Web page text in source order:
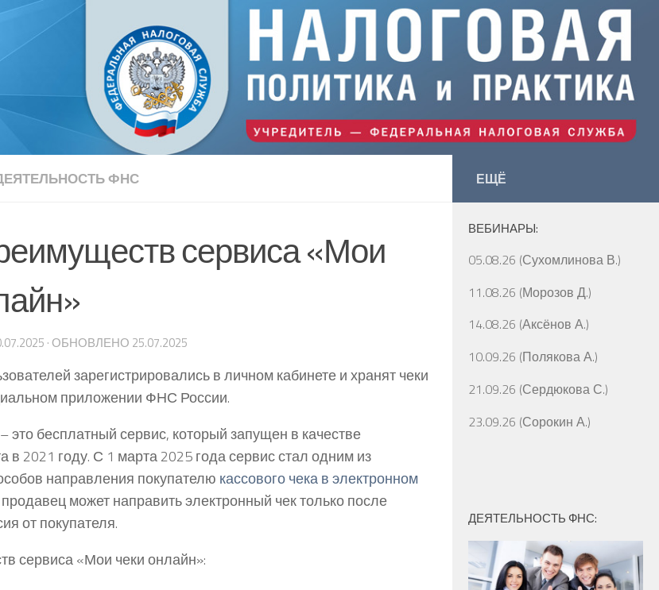
ФНС
сервиса «Мои
· ОБНОВЛЕНО 25.07.2025
зарегистрировались в личном кабинете и хранят чеки
приложении ФНС России.
это бесплатный сервис, который запущен в качестве
в 2021 году. С 1 марта 2025 года сервис стал одним из
направления покупателю кассового чека в электронном
может направить электронный чек только после
от покупателя.
сервиса «Мои чеки онлайн»:
ЕЩЁ
ВЕБИНАРЫ:
05.08.26 (Сухомлинова В.)
11.08.26 (Морозов Д.)
14.08.26 (Аксёнов А.)
10.09.26 (Полякова А.)
21.09.26 (Сердюкова С.)
23.09.26 (Сорокин А.)
ДЕЯТЕЛЬНОСТЬ ФНС: